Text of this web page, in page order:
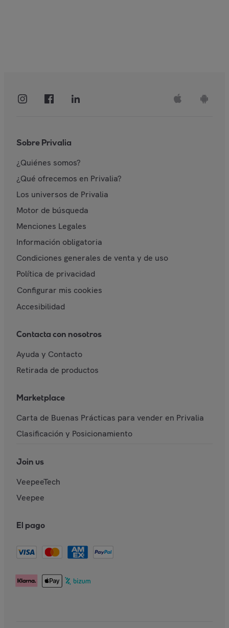
Sobre Privalia
¿Quiénes somos?
¿Qué ofrecemos en Privalia?
Los universos de Privalia
Motor de búsqueda
Menciones Legales
Información obligatoria
Condiciones generales de venta y de uso
Política de privacidad
Configurar mis cookies
Accesibilidad
Contacta con nosotros
Ayuda y Contacto
Retirada de productos
Marketplace
Carta de Buenas Prácticas para vender en Privalia
Clasificación y Posicionamiento
Join us
VeepeeTech
Veepee
El pago